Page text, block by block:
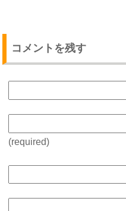
コメントを残す
(required)